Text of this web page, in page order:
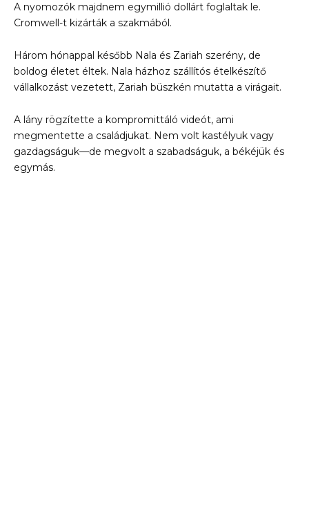
A nyomozók majdnem egymillió dollárt foglaltak le.
Cromwell-t kizárták a szakmából.
Három hónappal később Nala és Zariah szerény, de
boldog életet éltek. Nala házhoz szállítós ételkészítő
vállalkozást vezetett, Zariah büszkén mutatta a virágait.
A lány rögzítette a kompromittáló videót, ami
megmentette a családjukat. Nem volt kastélyuk vagy
gazdagságuk—de megvolt a szabadságuk, a békéjük és
egymás.